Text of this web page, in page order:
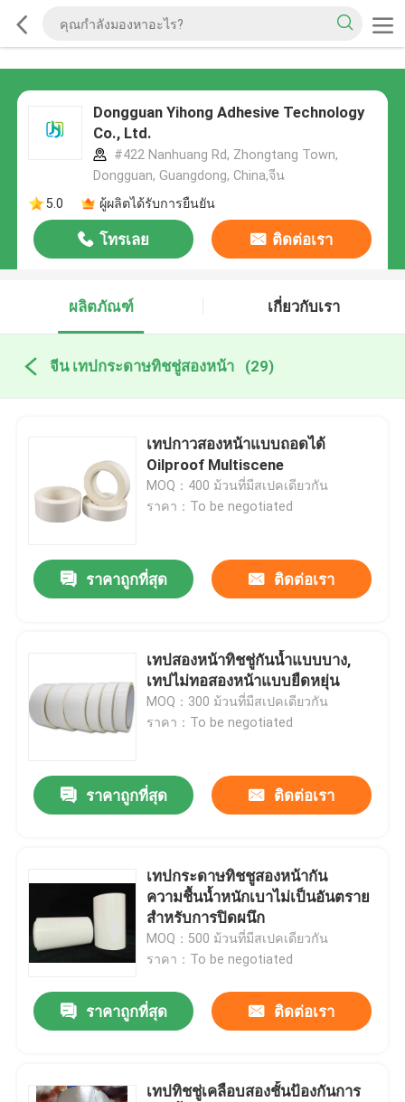
Dongguan Yihong Adhesive Technology
Co., Ltd.
#422 Nanhuang Rd, Zhongtang Town,
Dongguan, Guangdong, China,จีน
5.0
ผู้ผลิตได้รับการยืนยัน
โทรเลย ติดต่อเรา
ผลิตภัณฑ์ เกี่ยวกับเรา
จีน เทปกระดาษทิชชู่สองหน้า (29)
เทปกาวสองหน้าแบบถอดได้
Oilproof Multiscene
MOQ：400 ม้วนที่มีสเปคเดียวกัน
ราคา：To be negotiated
ราคาถูกที่สุด ติดต่อเรา
เทปสองหน้าทิชชู่กันน้ำแบบบาง,
เทปไม่ทอสองหน้าแบบยืดหยุ่น
MOQ：300 ม้วนที่มีสเปคเดียวกัน
ราคา：To be negotiated
ราคาถูกที่สุด ติดต่อเรา
เทปกระดาษทิชชูสองหน้ากัน
ความชื้นน้ำหนักเบาไม่เป็นอันตราย
สำหรับการปิดผนึก
MOQ：500 ม้วนที่มีสเปคเดียวกัน
ราคา：To be negotiated
ราคาถูกที่สุด ติดต่อเรา
เทปทิชชู่เคลือบสองชั้นป้องกันการ